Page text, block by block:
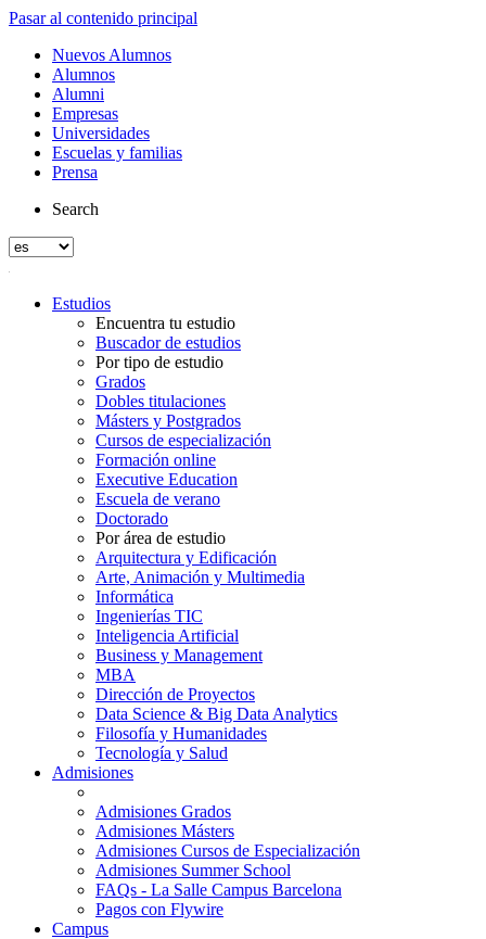
Pasar al contenido principal
Nuevos Alumnos
Alumnos
Alumni
Empresas
Universidades
Escuelas y familias
Prensa
Search
Estudios
Encuentra tu estudio
Buscador de estudios
Por tipo de estudio
Grados
Dobles titulaciones
Másters y Postgrados
Cursos de especialización
Formación online
Executive Education
Escuela de verano
Doctorado
Por área de estudio
Arquitectura y Edificación
Arte, Animación y Multimedia
Informática
Ingenierías TIC
Inteligencia Artificial
Business y Management
MBA
Dirección de Proyectos
Data Science & Big Data Analytics
Filosofía y Humanidades
Tecnología y Salud
Admisiones
Admisiones Grados
Admisiones Másters
Admisiones Cursos de Especialización
Admisiones Summer School
FAQs - La Salle Campus Barcelona
Pagos con Flywire
Campus